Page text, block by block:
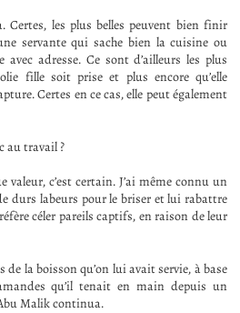
Certes, les plus belles peuvent bien finir
servante qui sache bien la cuisine ou
adresse. Ce sont d’ailleurs les plus
fille soit prise et plus encore qu’elle
Certes en ce cas, elle peut également
au travail ?
valeur, c’est certain. J’ai même connu un
durs labeurs pour le briser et lui rabattre
céler pareils captifs, en raison de leur
de la boisson qu’on lui avait servie, à base
qu’il tenait en main depuis un
Malik continua.